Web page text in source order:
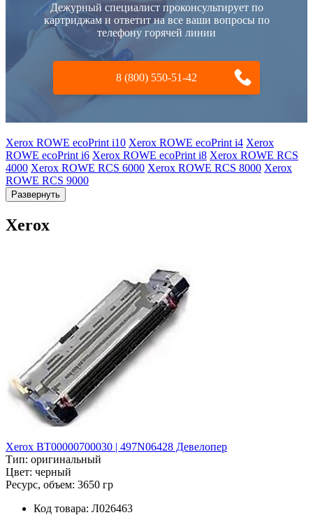
Дежурный специалист проконсультирует по
картриджам и ответит на все ваши вопросы по
телефону горячей линии
8 (800) 550-51-42
Xerox ROWE ecoPrint i10 Xerox ROWE ecoPrint i4 Xerox
ROWE ecoPrint i6 Xerox ROWE ecoPrint i8 Xerox ROWE RCS
4000 Xerox ROWE RCS 6000 Xerox ROWE RCS 8000 Xerox
ROWE RCS 9000
Развернуть
Xerox
Xerox BT00000700030 | 497N06428 Девелопер
Тип: оригинальный
Цвет: черный
Ресурс, объем: 3650 гр
Код товара: Л026463